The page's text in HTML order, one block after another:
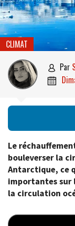
CLIMAT
 par

Le
bouleverser la
Antarctique, ce
importantes sur
la circulation